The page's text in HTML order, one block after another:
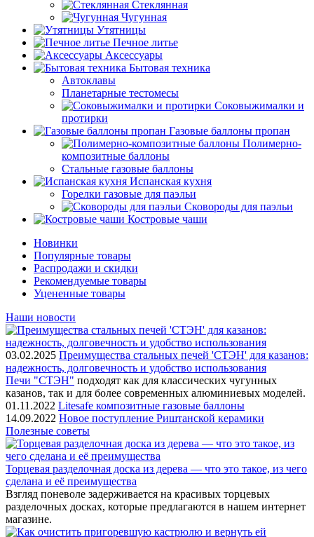
Стеклянная
Чугунная
Утятницы
Печное литье
Аксессуары
Бытовая техника
Автоклавы
Планетарные тестомесы
Соковыжималки и
протирки
Газовые баллоны пропан
Полимерно-
композитные баллоны
Стальные газовые баллоны
Испанская кухня
Горелки газовые для паэльи
Сковороды для паэльи
Костровые чаши
Новинки
Популярные товары
Распродажи и скидки
Рекомендуемые товары
Уцененные товары
Наши новости
03.02.2025 Преимущества стальных печей 'СТЭН' для казанов:
надежность, долговечность и удобство использования
Печи "СТЭН" подходят как для классических чугунных
казанов, так и для более современных алюминиевых моделей.
01.11.2022 Litesafe композитные газовые баллоны
14.09.2022 Новое поступление Риштанской керамики
Полезные советы
Торцевая разделочная доска из дерева — что это такое, из чего
сделана и её преимущества
Взгляд поневоле задерживается на красивых торцевых
разделочных досках, которые предлагаются в нашем интернет
магазине.